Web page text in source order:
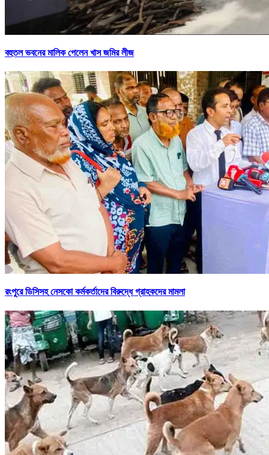
বহুতল ভবনের মালিক পেলেন খাস জমির লীজ
রংপুরে ডিসিসহ নেসকো কর্মকর্তাদের বিরুদ্ধে গ্রাহকদের মামলা